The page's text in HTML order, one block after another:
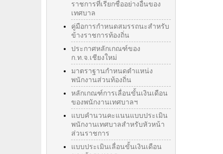
ราชการที่เรียกชื่ออย่างอื่นของ
เทศบาล
คู่มือการกำหนดสมรรถนะสำหรับ
ข้างราชการท้องถิ่น
ประกาศหลักเกณฑ์ของ
ก.ท.จ.เชียงใหม่
มาตราฐานกำหนดตำแหน่ง
พนักงานส่วนท้องถิ่น
หลักเกณฑ์การเลื่อนขั้นเงินเดือน
ของพนักงานเทศบาลฯ
แบบคำนวนคะแนนแบบประเมิน
พนักงานเทศบาลสำหรับหัวหน้า
ส่วนราชการ
แบบประเมินเลื่อนขั้นเงินเดือน